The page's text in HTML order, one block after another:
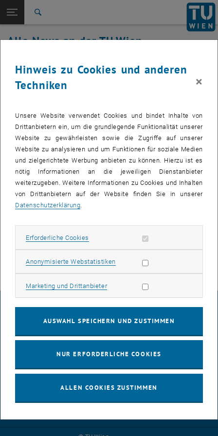
TU Login
Quicklinks
Quicklinks-Menü umschalten
Studium
International
Zur 1. Menü Ebene
Alle News
Zurück: Subseiten von TU Wien Startseite auflisten
Zurück zur letzten Ebene:
TU Wien Startseite
Alle News an der TU Wien
31. Juli 2024
Wartungsarbeiten TUvpn
Wilhelm Koch
Mittwoch, 31.7.2024 von 15:00 bis 18:00
Am Mittwoch den 31.Juli 2024 ab 15:00h werden
Softwareaktualisierungen in unsere VPN-Server eingespielt. Im
Idealfall erfolgt dies unterbrechungsfrei, es kann aber dennoch im
Zeitraum von 15:00h bis 18:00h zu kürzeren Unterbrechungen im
ausgerollt.
IMPRESSUM
BARRIEREFREIHEITSERKLÄRUNG
DATENSCHUTZERKLÄRUNG (PDF)
Hinweis zu Cookies und anderen
Techniken
×
Unsere Website verwendet Cookies und bindet Inhalte von
Drittanbietern ein, um die grundlegende Funktionalität unserer
Website zu gewährleisten sowie die Zugriffe auf unserer
Website zu analysieren und um Funktionen für soziale Medien
und zielgerichtete Werbung anbieten zu können. Hierzu ist es
nötig Informationen an die jeweiligen Dienstanbieter
weiterzugeben. Weitere Informationen zu Cookies und Inhalten
von Drittanbietern auf der Website finden Sie in unserer
Datenschutzerklärung.
Erforderliche Cookies Erforderliche Cookies zulassen
Anonymisierte WebstatistikenStatistik Cookies zulassen
Marketing und DrittanbieterMarketing Cookies zulassen
AUSWAHL SPEICHERN UND ZUSTIMMEN
NUR ERFORDERLICHE COOKIES
ALLEN COOKIES ZUSTIMMEN